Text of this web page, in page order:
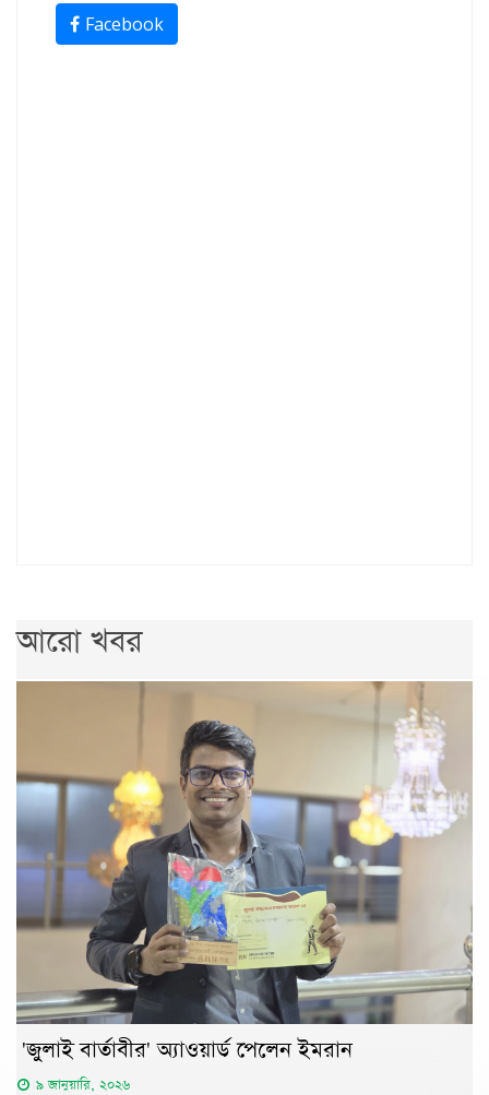
Facebook
আরো খবর
'জুলাই বার্তাবীর' অ্যাওয়ার্ড পেলেন ইমরান
৯ জানুয়ারি, ২০২৬